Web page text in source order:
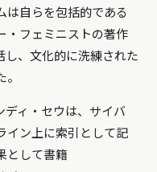
は自らを包括的である
・フェミニストの著作
し、文化的に洗練された
ディ・セウは、サイバ
イン上に索引として記
として書籍